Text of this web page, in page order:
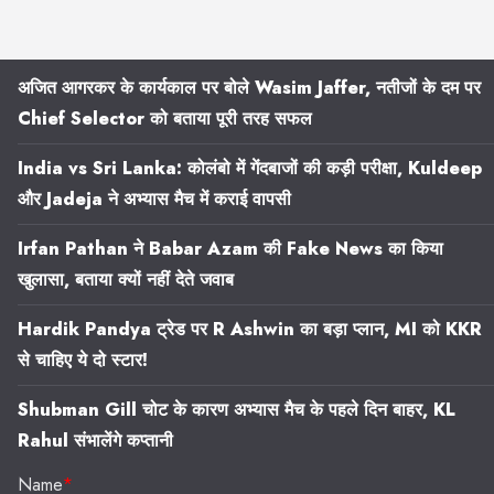
अजित आगरकर के कार्यकाल पर बोले Wasim Jaffer, नतीजों के दम पर
Chief Selector को बताया पूरी तरह सफल
India vs Sri Lanka: कोलंबो में गेंदबाजों की कड़ी परीक्षा, Kuldeep
और Jadeja ने अभ्यास मैच में कराई वापसी
Irfan Pathan ने Babar Azam की Fake News का किया
खुलासा, बताया क्यों नहीं देते जवाब
Hardik Pandya ट्रेड पर R Ashwin का बड़ा प्लान, MI को KKR
से चाहिए ये दो स्टार!
Shubman Gill चोट के कारण अभ्यास मैच के पहले दिन बाहर, KL
Rahul संभालेंगे कप्तानी
Name*